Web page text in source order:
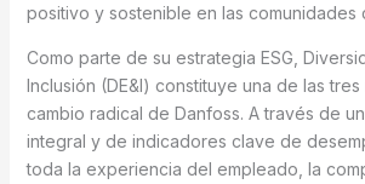
positivo y sostenible en las comunidades
Como parte de su estrategia ESG,
Inclusión (DE&I) constituye una de las
cambio radical de Danfoss. A través de
integral y de indicadores clave de
toda la experiencia del empleado, la